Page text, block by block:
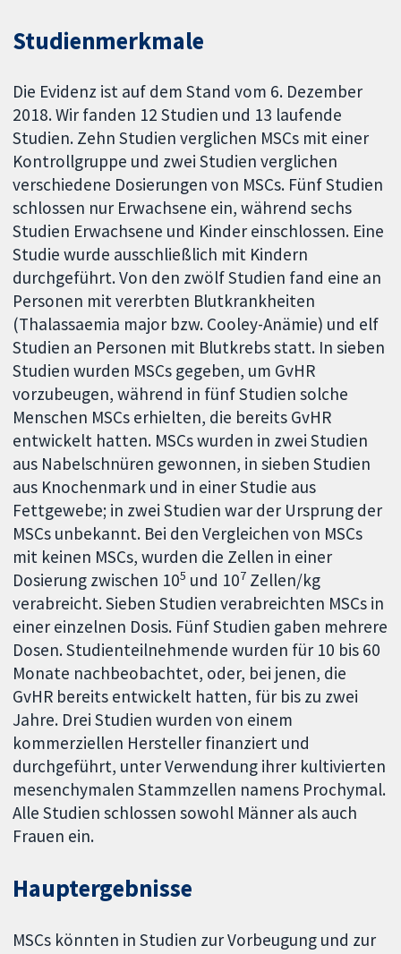
Studienmerkmale
Die Evidenz ist auf dem Stand vom 6. Dezember
2018. Wir fanden 12 Studien und 13 laufende
Studien. Zehn Studien verglichen MSCs mit einer
Kontrollgruppe und zwei Studien verglichen
verschiedene Dosierungen von MSCs. Fünf Studien
schlossen nur Erwachsene ein, während sechs
Studien Erwachsene und Kinder einschlossen. Eine
Studie wurde ausschließlich mit Kindern
durchgeführt. Von den zwölf Studien fand eine an
Personen mit vererbten Blutkrankheiten
(Thalassaemia major bzw. Cooley-Anämie) und elf
Studien an Personen mit Blutkrebs statt. In sieben
Studien wurden MSCs gegeben, um GvHR
vorzubeugen, während in fünf Studien solche
Menschen MSCs erhielten, die bereits GvHR
entwickelt hatten. MSCs wurden in zwei Studien
aus Nabelschnüren gewonnen, in sieben Studien
aus Knochenmark und in einer Studie aus
Fettgewebe; in zwei Studien war der Ursprung der
MSCs unbekannt. Bei den Vergleichen von MSCs
mit keinen MSCs, wurden die Zellen in einer
Dosierung zwischen 105 und 107 Zellen/kg
verabreicht. Sieben Studien verabreichten MSCs in
einer einzelnen Dosis. Fünf Studien gaben mehrere
Dosen. Studienteilnehmende wurden für 10 bis 60
Monate nachbeobachtet, oder, bei jenen, die
GvHR bereits entwickelt hatten, für bis zu zwei
Jahre. Drei Studien wurden von einem
kommerziellen Hersteller finanziert und
durchgeführt, unter Verwendung ihrer kultivierten
mesenchymalen Stammzellen namens Prochymal.
Alle Studien schlossen sowohl Männer als auch
Frauen ein.
Hauptergebnisse
MSCs könnten in Studien zur Vorbeugung und zur